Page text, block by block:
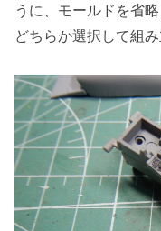
うに、モールドを省
どちらか選択して組